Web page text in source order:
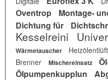
Oventrop Montage-
Dichtung für
Kesselreini
Wärmetauscher
Brenner
Mischereinsatz
Ölpumpenkupplun